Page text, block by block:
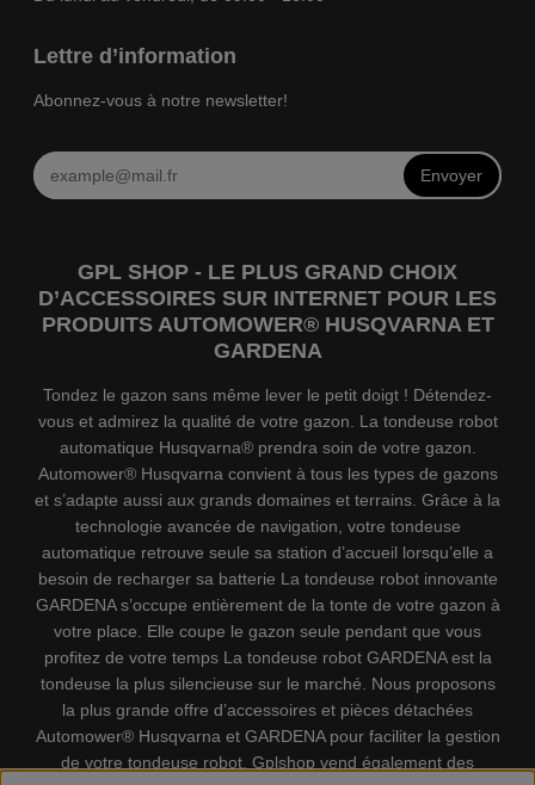
Lettre d’information
Abonnez-vous à notre newsletter!
Envoyer
GPL SHOP - LE PLUS GRAND CHOIX
D’ACCESSOIRES SUR INTERNET POUR LES
PRODUITS AUTOMOWER® HUSQVARNA ET
GARDENA
Tondez le gazon sans même lever le petit doigt ! Détendez-
vous et admirez la qualité de votre gazon. La tondeuse robot
automatique Husqvarna® prendra soin de votre gazon.
Automower® Husqvarna convient à tous les types de gazons
et s’adapte aussi aux grands domaines et terrains. Grâce à la
technologie avancée de navigation, votre tondeuse
automatique retrouve seule sa station d’accueil lorsqu’elle a
besoin de recharger sa batterie La tondeuse robot innovante
GARDENA s’occupe entièrement de la tonte de votre gazon à
votre place. Elle coupe le gazon seule pendant que vous
profitez de votre temps La tondeuse robot GARDENA est la
tondeuse la plus silencieuse sur le marché. Nous proposons
la plus grande offre d’accessoires et pièces détachées
Automower® Husqvarna et GARDENA pour faciliter la gestion
de votre tondeuse robot. Gplshop vend également des